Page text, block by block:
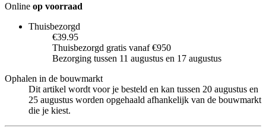
Online op voorraad
Thuisbezorgd
€39.95
Thuisbezorgd gratis vanaf €950
Bezorging tussen 11 augustus en 17 augustus
Ophalen in de bouwmarkt
Dit artikel wordt voor je besteld en kan tussen 20 augustus en
25 augustus worden opgehaald afhankelijk van de bouwmarkt
die je kiest.